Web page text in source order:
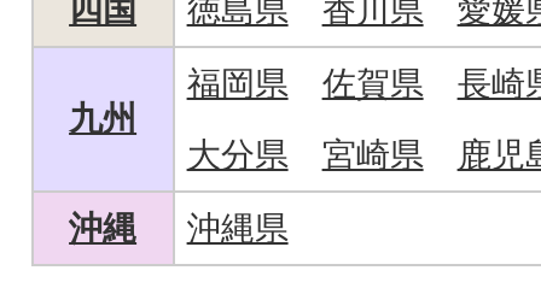
四国
徳島県 香川県 愛媛
九州
福岡県 佐賀県
長崎
大分県
宮崎県
鹿児
沖縄
沖縄県